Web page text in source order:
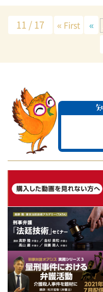
11 / 17 « First «